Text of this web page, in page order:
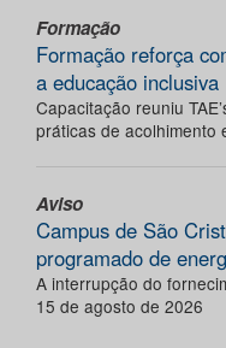
Formação
Formação reforça
a educação inclusiva
Capacitação reuniu
práticas de acolhimento
Aviso
Campus de São
programado de
A interrupção do
15 de agosto de 2026